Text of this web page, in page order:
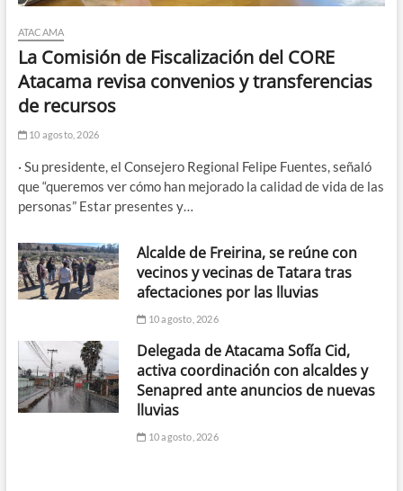
ATACAMA
La Comisión de Fiscalización del CORE
Atacama revisa convenios y transferencias
de recursos
10 agosto, 2026
· Su presidente, el Consejero Regional Felipe Fuentes, señaló
que “queremos ver cómo han mejorado la calidad de vida de las
personas” Estar presentes y…
Alcalde de Freirina, se reúne con
vecinos y vecinas de Tatara tras
afectaciones por las lluvias
10 agosto, 2026
Delegada de Atacama Sofía Cid,
activa coordinación con alcaldes y
Senapred ante anuncios de nuevas
lluvias
10 agosto, 2026